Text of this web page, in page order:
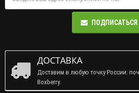
ПОДПИСАТЬСЯ
ДОСТАВКА
Доставим в любую точку России:
Boxberry.